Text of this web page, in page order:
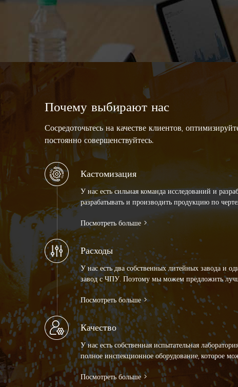
Почему выбирают нас
Сосредоточьтесь на качестве клиентов,
постоянно совершенствуйтесь.
Кастомизация
У нас есть сильная команда исследований и
разрабатывать и производить продукцию по
Посмотреть больше >
Расходы
У нас есть два собственных литейных завода и
завод с ЧПУ. Поэтому мы можем предложить
Посмотреть больше >
Качество
У нас есть собственная испытательная
полное инспекционное оборудование, которое
Посмотреть больше >